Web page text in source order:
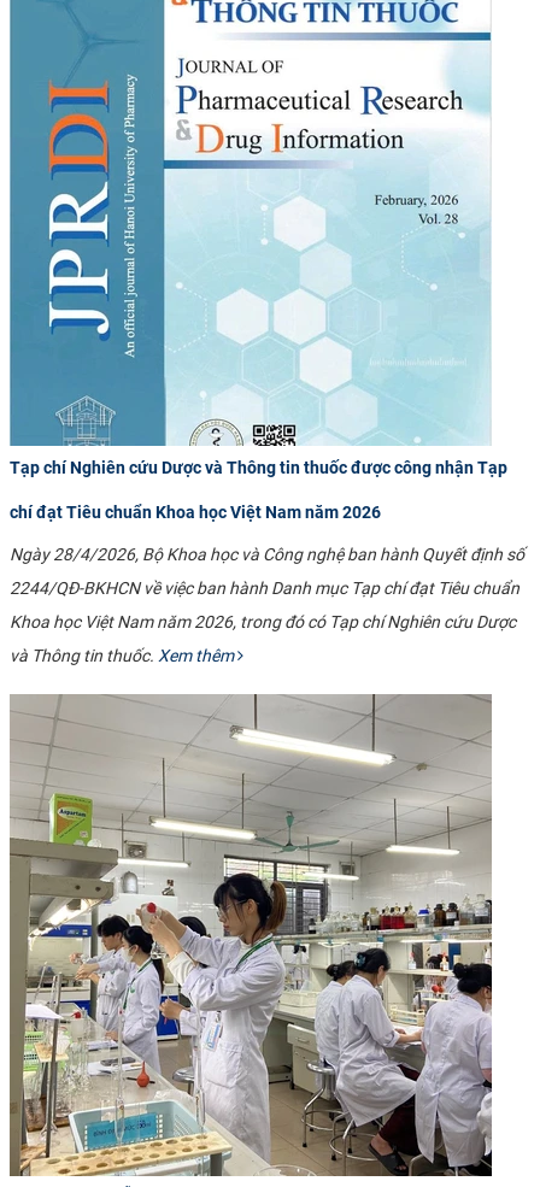
Tạp chí Nghiên cứu Dược và Thông tin thuốc được công nhận Tạp
chí đạt Tiêu chuẩn Khoa học Việt Nam năm 2026
Ngày 28/4/2026, Bộ Khoa học và Công nghệ ban hành Quyết định số
2244/QĐ-BKHCN về việc ban hành Danh mục Tạp chí đạt Tiêu chuẩn
Khoa học Việt Nam năm 2026, trong đó có Tạp chí Nghiên cứu Dược
và Thông tin thuốc.Xem thêm